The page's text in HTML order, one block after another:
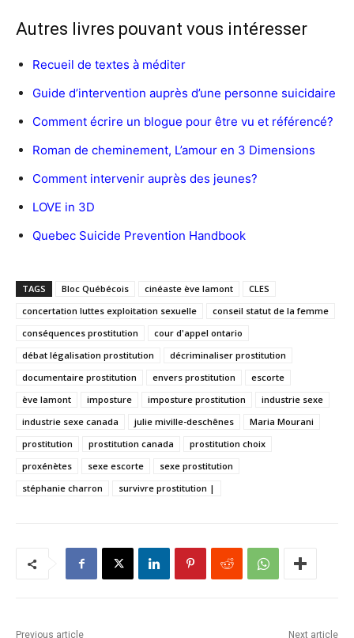
Autres livres pouvant vous intéresser
Recueil de textes à méditer
Guide d’intervention auprès d’une personne suicidaire
Comment écrire un blogue pour être vu et référencé?
Roman de cheminement, L’amour en 3 Dimensions
Comment intervenir auprès des jeunes?
LOVE in 3D
Quebec Suicide Prevention Handbook
TAGS Bloc Québécois cinéaste ève lamont
CLES
concertation luttes exploitation sexuelle
conseil statut de la femme
conséquences prostitution
cour d'appel ontario
débat légalisation prostitution
décriminaliser prostitution
documentaire prostitution
envers prostitution
escorte
ève lamont
imposture imposture prostitution
industrie sexe
industrie sexe canada
julie miville-deschênes
Maria Mourani
prostitution
prostitution canada
prostitution choix
proxénètes
sexe escorte
sexe prostitution
stéphanie charron
survivre prostitution |
Previous article Next article